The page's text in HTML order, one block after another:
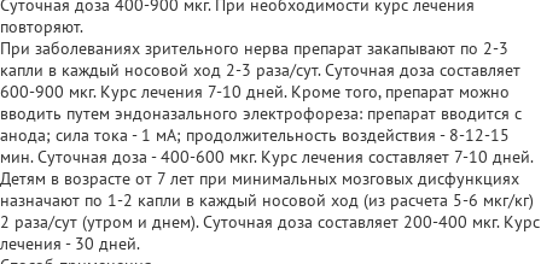
Суточная доза 400-900 мкг. При необходимости курс лечения
повторяют.
При заболеваниях зрительного нерва препарат закапывают по 2-3
капли в каждый носовой ход 2-3 раза/сут. Суточная доза составляет
600-900 мкг. Курс лечения 7-10 дней. Кроме того, препарат можно
вводить путем эндоназального электрофореза: препарат вводится с
анода; сила тока - 1 мА; продолжительность воздействия - 8-12-15
мин. Суточная доза - 400-600 мкг. Курс лечения составляет 7-10 дней.
Детям в возрасте от 7 лет при минимальных мозговых дисфункциях
назначают по 1-2 капли в каждый носовой ход (из расчета 5-6 мкг/кг)
2 раза/сут (утром и днем). Суточная доза составляет 200-400 мкг. Курс
лечения - 30 дней.